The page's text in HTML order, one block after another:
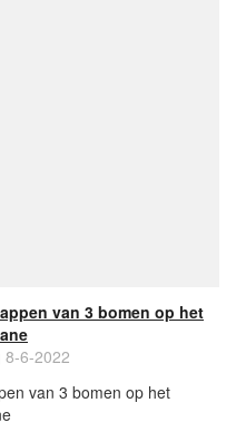
van 3 bomen op het
8-6-2022
van 3 bomen op het